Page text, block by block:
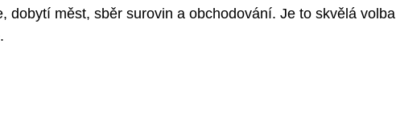
dobytí měst, sběr surovin a obchodování. Je to skvělá